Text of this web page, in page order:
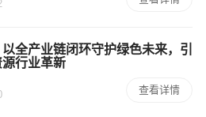
全产业链闭环守护绿色未来，引
行业革新
查看详情